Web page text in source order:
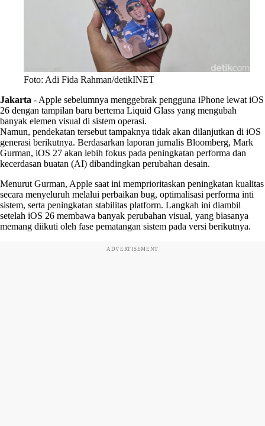
Foto: Adi Fida Rahman/detikINET
Jakarta - Apple sebelumnya menggebrak pengguna iPhone lewat iOS
26 dengan tampilan baru bertema Liquid Glass yang mengubah
banyak elemen visual di sistem operasi.
Namun, pendekatan tersebut tampaknya tidak akan dilanjutkan di iOS
generasi berikutnya. Berdasarkan laporan jurnalis Bloomberg, Mark
Gurman, iOS 27 akan lebih fokus pada peningkatan performa dan
kecerdasan buatan (AI) dibandingkan perubahan desain.
Menurut Gurman, Apple saat ini memprioritaskan peningkatan kualitas
secara menyeluruh melalui perbaikan bug, optimalisasi performa inti
sistem, serta peningkatan stabilitas platform. Langkah ini diambil
setelah iOS 26 membawa banyak perubahan visual, yang biasanya
memang diikuti oleh fase pematangan sistem pada versi berikutnya.
ADVERTISEMENT